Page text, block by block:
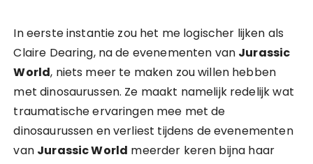
In eerste instantie zou het me logischer lijken als
Claire Dearing, na de evenementen van Jurassic
World, niets meer te maken zou willen hebben
met dinosaurussen. Ze maakt namelijk redelijk wat
traumatische ervaringen mee met de
dinosaurussen en verliest tijdens de evenementen
van Jurassic World meerder keren bijna haar